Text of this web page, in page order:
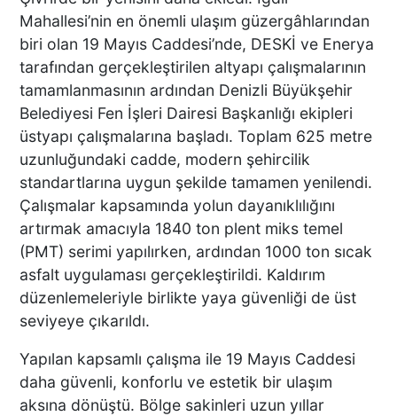
Mahallesi’nin en önemli ulaşım güzergâhlarından
biri olan 19 Mayıs Caddesi’nde, DESKİ ve Enerya
tarafından gerçekleştirilen altyapı çalışmalarının
tamamlanmasının ardından Denizli Büyükşehir
Belediyesi Fen İşleri Dairesi Başkanlığı ekipleri
üstyapı çalışmalarına başladı. Toplam 625 metre
uzunluğundaki cadde, modern şehircilik
standartlarına uygun şekilde tamamen yenilendi.
Çalışmalar kapsamında yolun dayanıklılığını
artırmak amacıyla 1840 ton plent miks temel
(PMT) serimi yapılırken, ardından 1000 ton sıcak
asfalt uygulaması gerçekleştirildi. Kaldırım
düzenlemeleriyle birlikte yaya güvenliği de üst
seviyeye çıkarıldı.
Yapılan kapsamlı çalışma ile 19 Mayıs Caddesi
daha güvenli, konforlu ve estetik bir ulaşım
aksına dönüştü. Bölge sakinleri uzun yıllar